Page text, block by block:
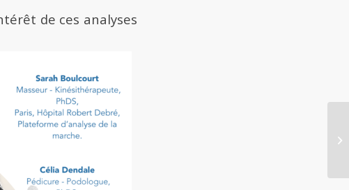
de ces analyses